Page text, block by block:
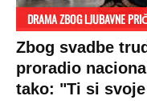
DRAMA ZBOG LJUBAVNE
Zbog svadbe
proradio
tako: "Ti si